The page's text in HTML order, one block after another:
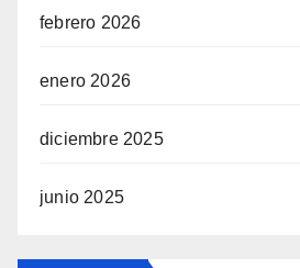
febrero 2026
enero 2026
diciembre 2025
junio 2025